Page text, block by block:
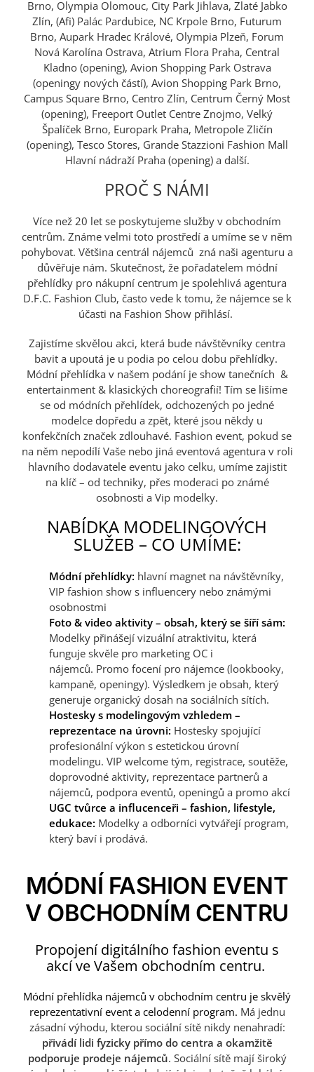
Brno, Olympia Olomouc, City Park Jihlava, Zlaté Jabko
Zlín, (Afi) Palác Pardubice, NC Krpole Brno, Futurum
Brno, Aupark Hradec Králové, Olympia Plzeň, Forum
Nová Karolína Ostrava, Atrium Flora Praha, Central
Kladno (opening), Avion Shopping Park Ostrava
(openingy nových částí), Avion Shopping Park Brno,
Campus Square Brno, Centro Zlín, Centrum Černý Most
(opening), Freeport Outlet Centre Znojmo, Velký
Špalíček Brno, Europark Praha, Metropole Zličín
(opening), Tesco Stores, Grande Stazzioni Fashion Mall
Hlavní nádraží Praha (opening) a další.
PROČ S NÁMI
Více než 20 let se poskytujeme služby v obchodním
centrům. Známe velmi toto prostředí a umíme se v něm
pohybovat. Většina centrál nájemců zná naši agenturu a
důvěřuje nám. Skutečnost, že pořadatelem módní
přehlídky pro nákupní centrum je spolehlivá agentura
D.F.C. Fashion Club, často vede k tomu, že nájemce se k
účasti na Fashion Show přihlásí.
Zajistíme skvělou akci, která bude návštěvníky centra
bavit a upoutá je u podia po celou dobu přehlídky.
Módní přehlídka v našem podání je show tanečních &
entertainment & klasických choreografií! Tím se lišíme
se od módních přehlídek, odchozených po jedné
modelce dopředu a zpět, které jsou někdy u
konfekčních značek zdlouhavé. Fashion event, pokud se
na něm nepodílí Vaše nebo jiná eventová agentura v roli
hlavního dodavatele eventu jako celku, umíme zajistit
na klíč – od techniky, přes moderaci po známé
osobnosti a Vip modelky.
NABÍDKA MODELINGOVÝCH
SLUŽEB – CO UMÍME:
Módní přehlídky: hlavní magnet na návštěvníky,
VIP fashion show s influencery nebo známými
osobnostmi
Foto & video aktivity – obsah, který se šíří sám:
Modelky přinášejí vizuální atraktivitu, která
funguje skvěle pro marketing OC i
nájemců. Promo focení pro nájemce (lookbooky,
kampaně, openingy). Výsledkem je obsah, který
generuje organický dosah na sociálních sítích.
Hostesky s modelingovým vzhledem –
reprezentace na úrovni: Hostesky spojující
profesionální výkon s estetickou úrovní
modelingu. VIP welcome tým, registrace, soutěže,
doprovodné aktivity, reprezentace partnerů a
nájemců, podpora eventů, openingů a promo akcí
UGC tvůrce a influcenceři – fashion, lifestyle,
edukace: Modelky a odborníci vytvářejí program,
který baví i prodává.
MÓDNÍ FASHION EVENT
V OBCHODNÍM CENTRU
Propojení digitálního fashion eventu s
akcí ve Vašem obchodním centru.
Módní přehlídka nájemců v obchodním centru je skvělý
reprezentativní event a celodenní program. Má jednu
zásadní výhodu, kterou sociální sítě nikdy nenahradí:
přivádí lidi fyzicky přímo do centra a okamžitě
podporuje prodeje nájemců. Sociální sítě mají široký